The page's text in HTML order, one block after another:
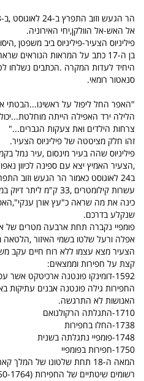
אל האש-אל הוולקן,יחי האירוניה.
פיליניוס הצעיר-פיליניוס ביב משפטן
בן ה-17 כתב על המראות
היחיד לעדות המקרה .הכתבים נשלחו
סנאטור רומאי.
"האפר החל ליפול על ראשינו...הבטתי
הלילה ירד האפילה הייתה
צרחות הילדים ואת צעקות הגברים..."
זהו חלק מציטטה של פיליניוס הצעיר.
פיליניוס שהה בעיר מינסום ,עיר נמל
,הצעיר האמיץ יצא עם ספינה לכיוון
ב24 לאוגוסט כאמור הר הגעש וזוב
כינה את מה שראה כ"עץ אורן
שנקלע בדרכם.
פומפיי נקברה תחת ארבעה מטרים של
אפלה ורעל שלטו בשמי האיזור ,הלטאה
הצעיר מצא עצמו ללא רוח חיים עקב
קצת על חפירות וממצאים:
1592-דומינקו פונטנה ארכיטקט
החפירות גילה פונטנה אבנים עתיקות
האנושות לא התרגשה.
1710-התגלתה הרקולנואם
1738-החלו בחפירות
1748-פומפיי נתגלתה בשנית
1750-חפירות בפומפיי
רשומים שיטתיים של החפירות (1750-1764).